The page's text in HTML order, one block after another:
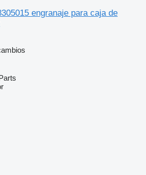
engranaje para caja de